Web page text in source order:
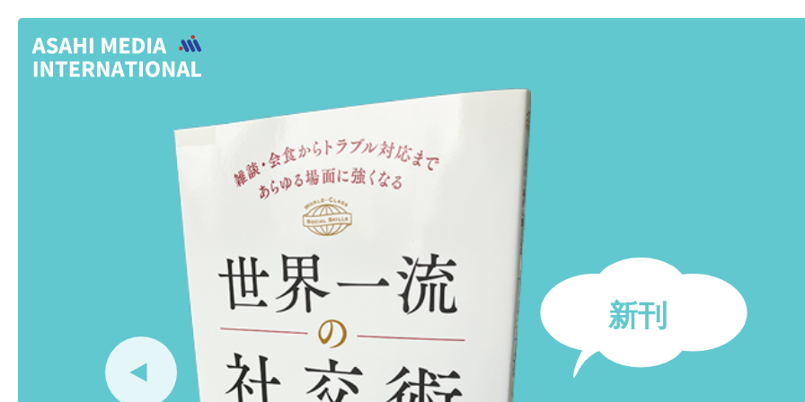
生きるための表現手引き
NewsPicksパブリッシング 刊
ステップアップの理系英語
リーディング